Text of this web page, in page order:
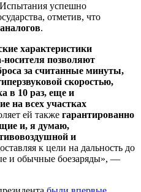
успешно
отметив, что
.
характеристики
носителя позволяют
за считанные минуты,
скоростью,
в 10 раз, еще и
на всех участках
ей также гарантированно
и, я думаю,
и
к цели на дальность до
и обычные боезаряды», —